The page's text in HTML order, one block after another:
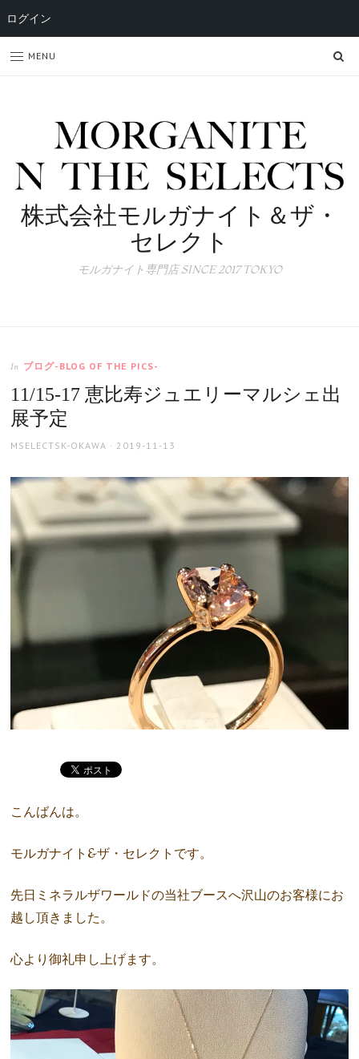
MENU
株式会社モルガナイト＆ザ・
セレクト
モルガナイト専門店 SINCE 2017 TOKYO
In ブログ-BLOG OF THE PICS-
11/15-17 恵比寿ジュエリーマルシェ出
展予定
AUTHOR
MSELECTSK-OKAWA
POSTED
2019-11-13
こんばんは。
モルガナイト&ザ・セレクトです。
先日ミネラルザワールドの当社ブースへ沢山のお客様にお
越し頂きました。
心より御礼申し上げます。
ログイン